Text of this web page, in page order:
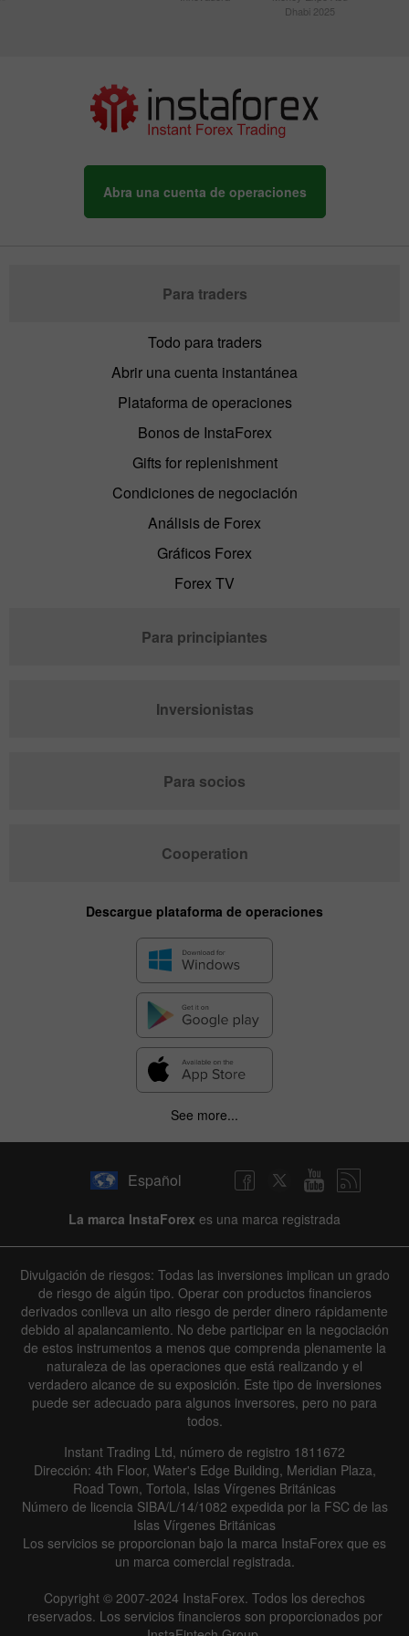
Dhabi 2025
Abra una cuenta de operaciones
Para traders
Todo para traders
Abrir una cuenta instantánea
Plataforma de operaciones
Bonos de InstaForex
Gifts for replenishment
Condiciones de negociación
Análisis de Forex
Gráficos Forex
Forex TV
Para principiantes
Inversionistas
Para socios
Cooperation
Descargue plataforma de operaciones
See more...
Español
La marca InstaForex es una marca registrada
Divulgación de riesgos: Todas las inversiones implican un grado
de riesgo de algún tipo. Operar con productos financieros
derivados conlleva un alto riesgo de perder dinero rápidamente
debido al apalancamiento. No debe participar en la negociación
de estos instrumentos a menos que comprenda plenamente la
naturaleza de las operaciones que está realizando y el
verdadero alcance de su exposición. Este tipo de inversiones
puede ser adecuado para algunos inversores, pero no para
todos.
Instant Trading Ltd, número de registro 1811672
Dirección: 4th Floor, Water's Edge Building, Meridian Plaza,
Road Town, Tortola, Islas Vírgenes Británicas
Número de licencia SIBA/L/14/1082 expedida por la FSC de las
Islas Vírgenes Británicas
Los servicios se proporcionan bajo la marca InstaForex que es
un marca comercial registrada.
Copyright © 2007-2024 InstaForex. Todos los derechos
reservados. Los servicios financieros son proporcionados por